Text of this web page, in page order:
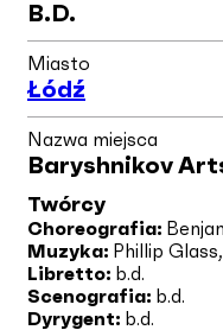
B.d.
Miasto
Łódź
Nazwa miejsca
Baryshnikov
Twórcy
Choreografia:
Muzyka: Phillip Glass
Libretto: b.d.
Scenografia: b.d.
Dyrygent: b.d.